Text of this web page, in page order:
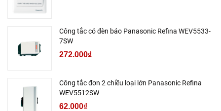
Công tắc có đèn báo Panasonic Refina WEV5533-
7SW
272.000₫
Công tắc đơn 2 chiều loại lớn Panasonic Refina
WEV5512SW
62.000₫